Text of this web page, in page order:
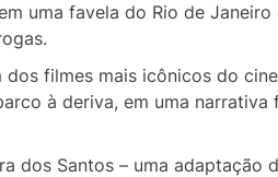
uma favela do Rio de Janeiro
dos filmes mais icônicos do
à deriva, em uma narrativa
dos Santos – uma adaptação